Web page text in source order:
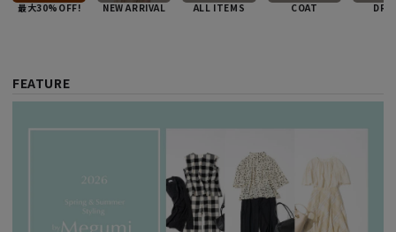
最大30%OFF! NEW ARRIVAL ALL ITEMS COAT
FEATURE